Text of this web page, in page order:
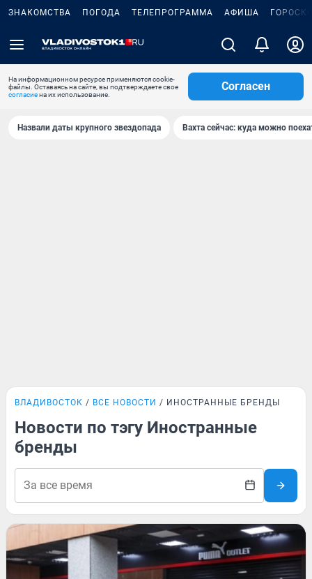
ЗНАКОМСТВА ПОГОДА ТЕЛЕПРОГРАММА АФИША
На информационном ресурсе применяются cookie-
файлы. Оставаясь на сайте, вы подтверждаете свое
согласиена их использование.
Согласен
Назвали даты крупного звездопада Вахта сейчас: куда можно
ВЛАДИВОСТОК ВСЕ НОВОСТИ ИНОСТРАННЫЕ БРЕНДЫ
Новости по тэгу Иностранные
бренды